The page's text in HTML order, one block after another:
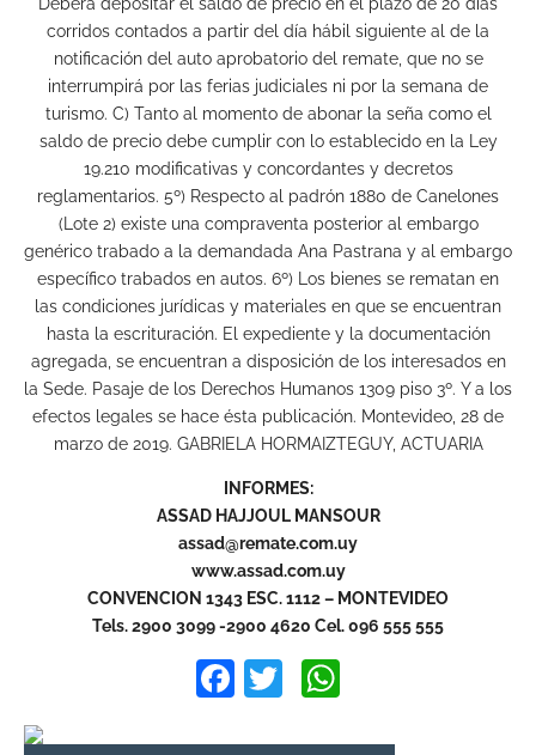
Deberá depositar el saldo de precio en el plazo de 20 días
corridos contados a partir del día hábil siguiente al de la
notificación del auto aprobatorio del remate, que no se
interrumpirá por las ferias judiciales ni por la semana de
turismo. C) Tanto al momento de abonar la seña como el
saldo de precio debe cumplir con lo establecido en la Ley
19.210 modificativas y concordantes y decretos
reglamentarios. 5º) Respecto al padrón 1880 de Canelones
(Lote 2) existe una compraventa posterior al embargo
genérico trabado a la demandada Ana Pastrana y al embargo
específico trabados en autos. 6º) Los bienes se rematan en
las condiciones jurídicas y materiales en que se encuentran
hasta la escrituración. El expediente y la documentación
agregada, se encuentran a disposición de los interesados en
la Sede. Pasaje de los Derechos Humanos 1309 piso 3º. Y a los
efectos legales se hace ésta publicación. Montevideo, 28 de
marzo de 2019. GABRIELA HORMAIZTEGUY, ACTUARIA
INFORMES:
ASSAD HAJJOUL MANSOUR
assad@remate.com.uy
www.assad.com.uy
CONVENCION 1343 ESC. 1112 – MONTEVIDEO
Tels. 2900 3099 -2900 4620 Cel. 096 555 555
Facebook
Twitter